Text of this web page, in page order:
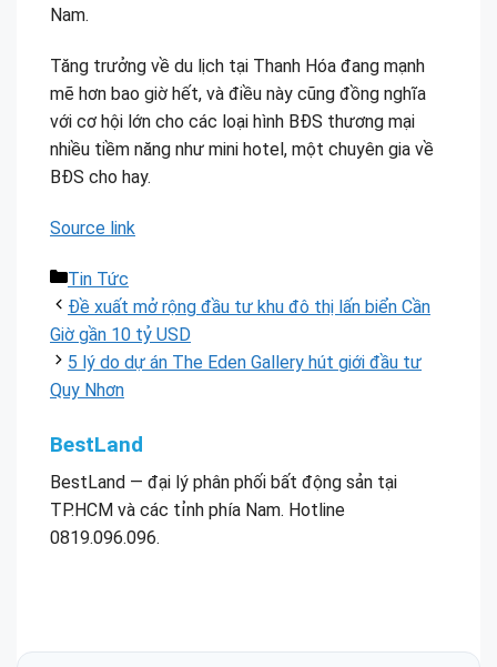
Nam.
Tăng trưởng về du lịch tại Thanh Hóa đang mạnh
mẽ hơn bao giờ hết, và điều này cũng đồng nghĩa
với cơ hội lớn cho các loại hình BĐS thương mại
nhiều tiềm năng như mini hotel, một chuyên gia về
BĐS cho hay.
Source link
Danh
mục
Tin Tức
Đề xuất mở rộng đầu tư khu đô thị lấn biển Cần
Giờ gần 10 tỷ USD
5 lý do dự án The Eden Gallery hút giới đầu tư
Quy Nhơn
BestLand
BestLand — đại lý phân phối bất động sản tại
TP.HCM và các tỉnh phía Nam. Hotline
0819.096.096.